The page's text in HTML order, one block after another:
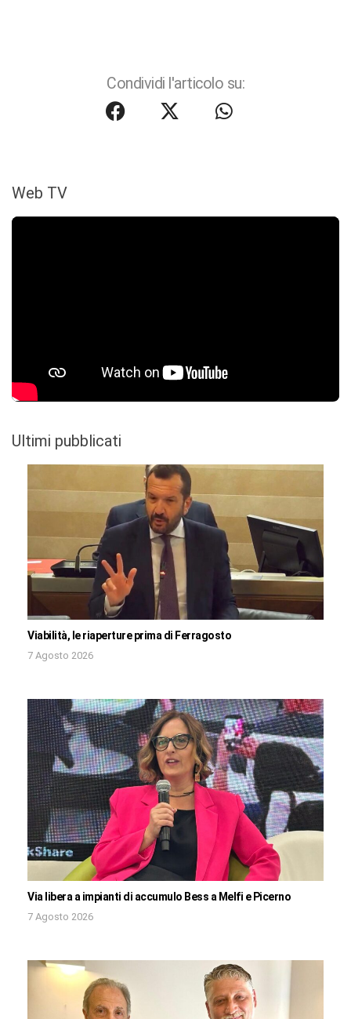
Condividi l'articolo su:
Web TV
Ultimi pubblicati
Viabilità, le riaperture prima di Ferragosto
7 Agosto 2026
Via libera a impianti di accumulo Bess a Melfi e Picerno
7 Agosto 2026